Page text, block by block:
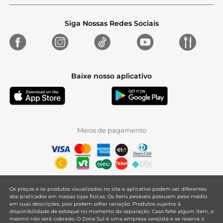
Siga Nossas Redes Sociais
Baixe nosso aplicativo
Meios de pagamento
Os preços e os produtos visualizados no site e aplicativo podem ser diferentes
dos praticados em nossas lojas físicas. Os itens pesáveis possuem peso médio
em suas descrições, pois podem sofrer variação. Produtos sujeitos à
disponibilidade de estoque no momento da separação. Caso falte algum item, o
mesmo não será cobrado. O Zona Sul é uma empresa varejista e se reserva o